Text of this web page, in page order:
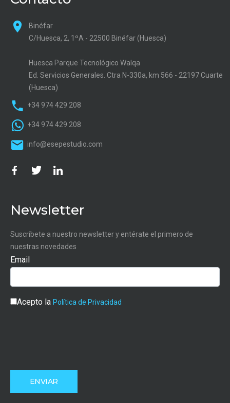
Binéfar
C/Huesca, 2, 1ºA - 22500 Binéfar (Huesca)
Huesca Parque Tecnológico Walqa
Ed. Servicios Generales. Ctra N-330a, km 566 - 22197 Cuarte
(Huesca)
+34 974 429 208
+34 974 429 208
info@esepestudio.com
Newsletter
Suscríbete a nuestro newsletter y entérate el primero de
nuestras novedades
Email
Acepto la Política de Privacidad